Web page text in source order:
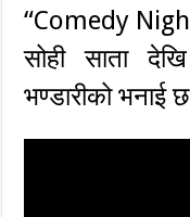
“Comedy
सोही साता
भण्डारीको भनाई